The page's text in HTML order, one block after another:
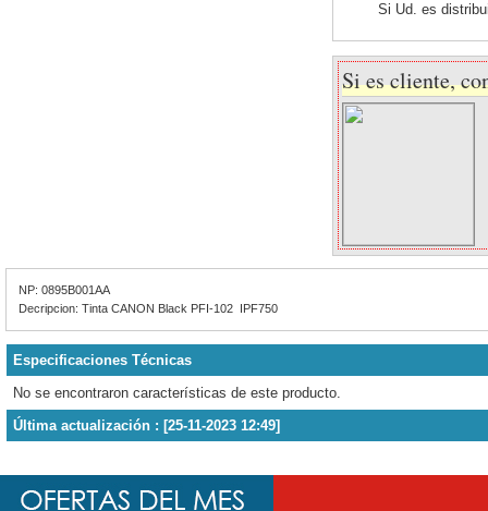
Si Ud. es
Si es cliente,
NP: 0895B001AA
Decripcion: Tinta CANON Black PFI-102 IPF750
Especificaciones Técnicas
No se encontraron características de este producto.
Última actualización : [25-11-2023 12:49]